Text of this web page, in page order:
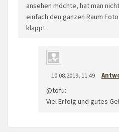
ansehen möchte, hat man
einfach den ganzen Raum
klappt.
10.08.2019, 11:49
@tofu:
Viel Erfolg und gutes